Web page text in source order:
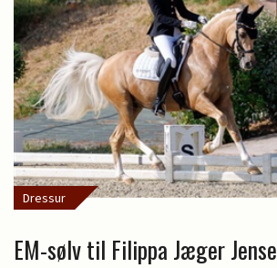
Dressur
EM-sølv til Filippa Jæger